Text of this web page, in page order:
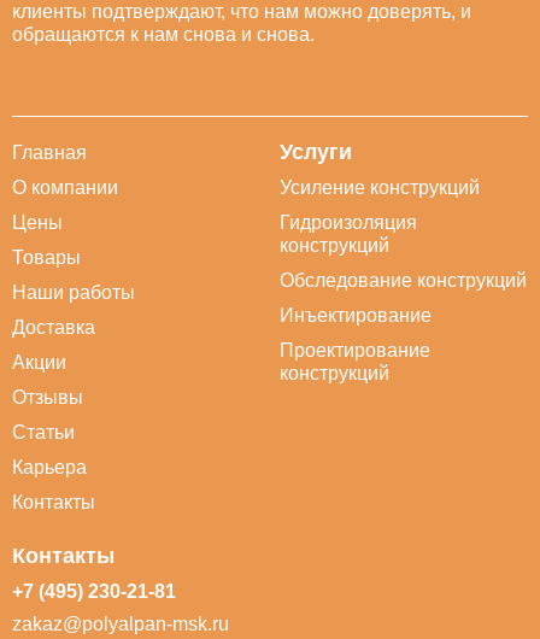
клиенты подтверждают, что нам можно доверять, и
обращаются к нам снова и снова.
Главная
О компании
Цены
Товары
Наши работы
Доставка
Акции
Отзывы
Статьи
Карьера
Контакты
Услуги
Усиление конструкций
Гидроизоляция
конструкций
Обследование конструкций
Инъектирование
Проектирование
конструкций
Контакты
+7 (495) 230-21-81
zakaz@polyalpan-msk.ru